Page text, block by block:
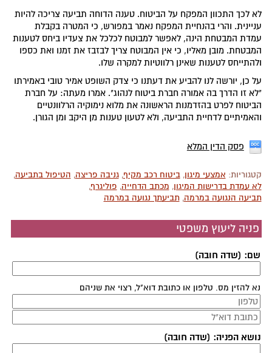
לא לכך התכוון המפקח על הביטוח. טענה הדוחה תביעה צריכה להיות
עניינית. והרי בהנחיית המפקח נאמר במפורש, כי המטרה בקבלת
עמדת המבטחת הינה, לאפשר למבוטח לכלכל את צעדיו ביחס לטענות
המבטחת. מובן מאליו, כי אין המבוטח צריך לבזבז את זמנו ואת כספו
ולהתייחס לטענות שאינן רלווטיות למקרה שלו.
על כן, יורשה לנו להביע את דעתנו כי צדק השופט אמיר טובי באמירתו
"לא זו הדרך בה אמורה חברת ביטוח לנהוג". אמרו מעתה: על חברת
הביטוח לפרט בהזדמנות הראשונה את מלוא נימוקיה הרלוונטיים
והאמיתיים לדחיית התביעה, ולא לטעון טענות מן היקב ומן הגורן.
פסק הדין המלא
קטגוריות: אמצעי מיגון,ביטוח רכב מקיף,גניבה פריצה, הטיפול בתביעה,
לא עמדת בדרישות המיגון, מכתב הדחייה, פוליגרף,
תביעה הנגועה במרמה,תביעתך נגועה במרמה
פניה ליעוץ משפטי
שם: (שדה חובה)
נא להזין מס. טלפון או כתובת דוא"ל, רצוי את שניהם
נושא הפניה: (שדה חובה)